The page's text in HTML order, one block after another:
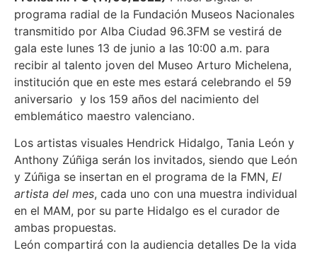
programa radial de la Fundación Museos Nacionales
transmitido por Alba Ciudad 96.3FM se vestirá de
gala este lunes 13 de junio a las 10:00 a.m. para
recibir al talento joven del Museo Arturo Michelena,
institución que en este mes estará celebrando el 59
aniversario y los 159 años del nacimiento del
emblemático maestro valenciano.
Los artistas visuales Hendrick Hidalgo, Tania León y
Anthony Zúñiga serán los invitados, siendo que León
y Zúñiga se insertan en el programa de la FMN, El
artista del mes, cada uno con una muestra individual
en el MAM, por su parte Hidalgo es el curador de
ambas propuestas.
León compartirá con la audiencia detalles De la vida